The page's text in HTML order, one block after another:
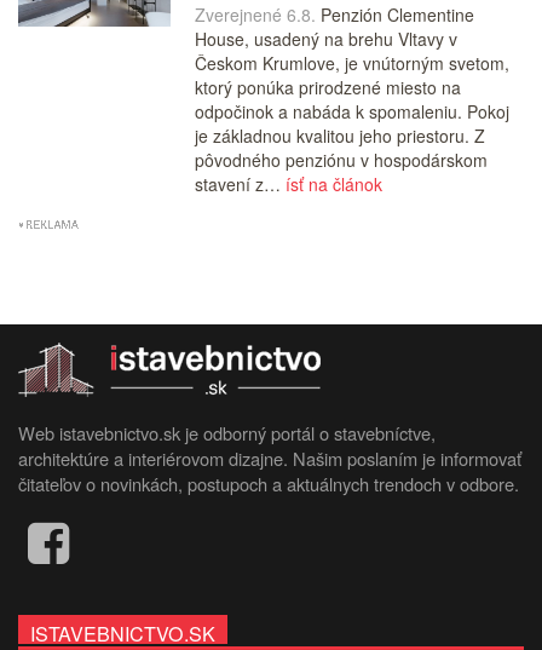
Zverejnené 6.8. Penzión Clementine
House, usadený na brehu Vltavy v
Českom Krumlove, je vnútorným svetom,
ktorý ponúka prirodzené miesto na
odpočinok a nabáda k spomaleniu. Pokoj
je základnou kvalitou jeho priestoru. Z
pôvodného penziónu v hospodárskom
stavení z… ísť na článok
Web istavebnictvo.sk je odborný portál o stavebníctve,
architektúre a interiérovom dizajne. Našim poslaním je informovať
čitateľov o novinkách, postupoch a aktuálnych trendoch v odbore.
ISTAVEBNICTVO.SK